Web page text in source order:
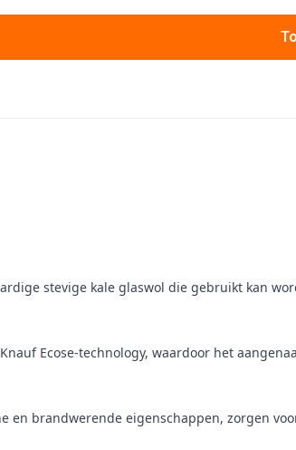
stevige kale glaswol die gebruikt kan
Ecose-technology, waardoor het
en brandwerende eigenschappen, zorgen